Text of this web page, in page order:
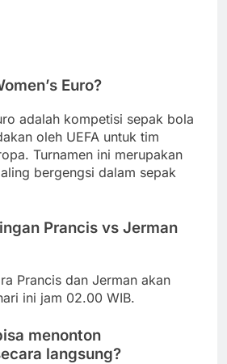
Euro?
adalah kompetisi sepak bola
oleh UEFA untuk tim
Turnamen ini merupakan
bergengsi dalam sepak
Prancis vs Jerman
Prancis dan Jerman akan
ini jam 02.00 WIB.
menonton
langsung?